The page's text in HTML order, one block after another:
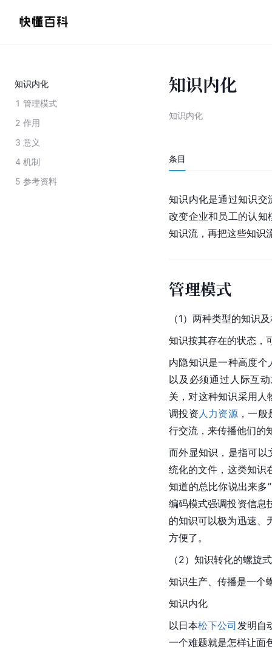
知识内化
1 管理模式
2 作用
3 意义
4 机制
5 参考资料
知识内化
知识内化
条目
知识内化是通过知识交
改变企业和员工的认知
知识流，再把这些知识
管理模式
（1）两种类型的知识
知识按其存在的状态，
内隐知识是一种高度
以及必须通过人际互
关，对这种知识采用
调投资 人力资源 ，一
行交流，来传播他们的
而外显知识，是指可以
统化的文件，这类知识
知道的总比你说出来
编码模式强调投资信息
的知识可以极为迅速、
方便了。
（2）知识转化的螺旋
知识生产、传播是一个
知识内化
以日本松下公司 发明自
一个难题就是怎样让面